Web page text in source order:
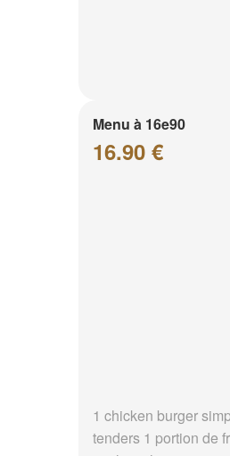
Menu à 16e90
16.90 €
1 chicken burger
tenders 1 portion de